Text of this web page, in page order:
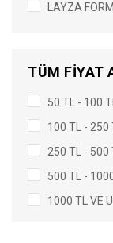
İNDİGO (1)
TAŞ (1)
ZÜMRÜT (1)
LAYZA
MİSSFELİZ
PENTİ (1)
POLKAN (1)
TÜM FIYAT
50 TL - 100
100 TL - 250
250 TL - 500
500 TL -
1000 TL VE